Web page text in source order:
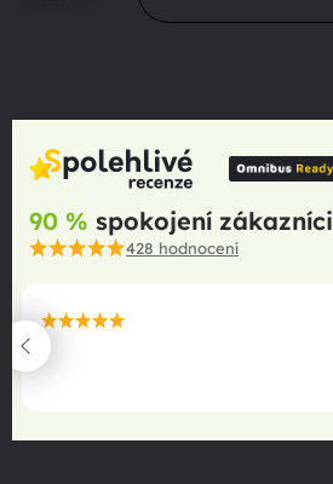
90 % spokojení zákazníci
428 hodnocení
maximální spokojenost
22.06.2025